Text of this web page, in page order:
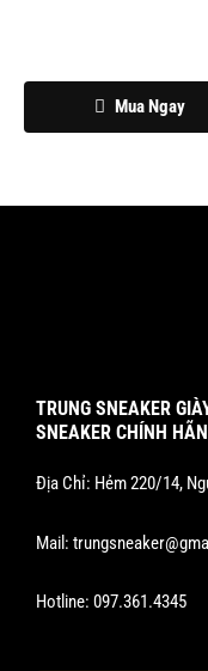
Mua Ngay
TRUNG SNEAKER
SNEAKER CHÍNH
Địa Chỉ: Hẻm 220/14,
Mail:
Hotline: 097.361.4345